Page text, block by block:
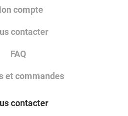
compte
contacter
FAQ
et commandes
contacter